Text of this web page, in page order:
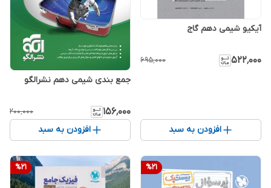
آیکیو شیمی دهم گاج
۵۲۲٬۰۰۰ ۶۹۵٬۰۰۰
افزودن به سبد
جمع بندی شیمی دهم نشرالگو
۱۵۶٬۰۰۰ ۲۰۰٬۰۰۰
افزودن به سبد
%21
%21